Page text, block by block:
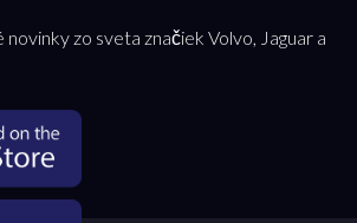
zo sveta značiek Volvo, Jaguar a